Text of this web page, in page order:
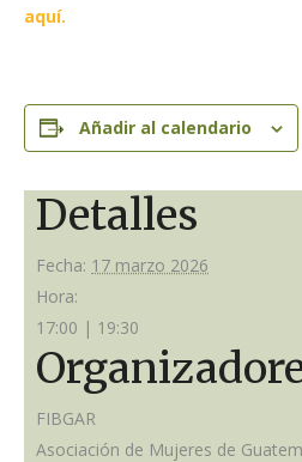
aquí.
Añadir al calendario
Detalles
Fecha: 17 marzo 2026
Hora:
17:00 | 19:30
FIBGAR
Asociación de Mujeres de